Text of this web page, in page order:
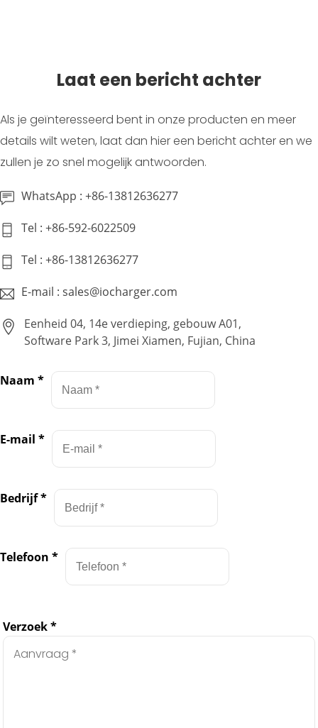
Laat een bericht achter
Als je geïnteresseerd bent in onze producten en meer
details wilt weten, laat dan hier een bericht achter en we
zullen je zo snel mogelijk antwoorden.
WhatsApp : +86-13812636277
Tel : +86-592-6022509
Tel : +86-13812636277
E-mail : sales@iocharger.com
Eenheid 04, 14e verdieping, gebouw A01,
Software Park 3, Jimei Xiamen, Fujian, China
Naam *
E-mail *
Bedrijf*
Telefoon *
Verzoek*